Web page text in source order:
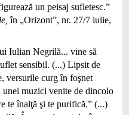
un peisaj sufletesc.”
în „Orizont”, nr. 27/7 iulie,
Iulian Negrilă... vine să
sensibil. (...) Lipsit de
versurile curg în foşnet
muzici venite de dincolo
te înalţă şi te purifică.” (...)